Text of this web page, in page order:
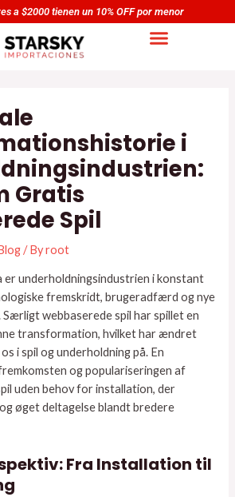
mayores a $5000 tienen un 20% OFF por
i
Gratis
Spil
/ Byroot
er underholdningsindustrien i konstant
fremskridt, brugeradfærd og nye
webbaserede spil har spillet en
transformation, hvilket har ændret
i spil og underholdning på. En
og populariseringen af
uden behov for installation, der
øget deltagelse blandt bredere
Fra Installation til